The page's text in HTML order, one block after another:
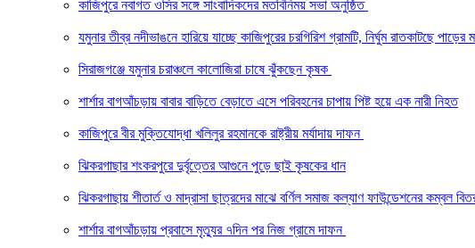
কাজিপুরে নবাগত ওসির সঙ্গে সাংবাদিকদের মতবিনিময় সভা অনুষ্ঠিত
যমুনার তীব্র নদীভাঙনে হারিয়ে যাচ্ছে কাজিপুরের চরগিরিশ গ্রামটি, নির্ঘুম রাতকাটছে পাড়ের
সিরাজগঞ্জে যমুনার চরাঞ্চলে কালোজিরা চাষে ঝুঁকছেন কৃষক
শার্শার বাগআঁচড়ায় বাবার বাড়িতে বেড়াতে এসে পরিবহনের চাপায় পিষ্ট হয়ে এক নারী নিহত
কাজিপুরে বীর মুক্তিযোদ্ধা খলিলুর রহমানকে রাষ্ট্রীয় মর্যাদায় দাফন
ঝিকরগাছার শংকরপুরে দুর্বৃত্তের আগুনে পুড়ে ছাই কৃষকের ধান
ঝিকরগাছায় শীতার্ত ও মাদ্রাসা ছাত্রদের মাঝে বর্ণিল সমাজ কল্যাণ ফাউন্ডেশনের কম্বল
শার্শার বাগআঁচড়ায় প্রবাসে মৃত্যুর ৭দিন পর নিজ গ্রামে দাফন